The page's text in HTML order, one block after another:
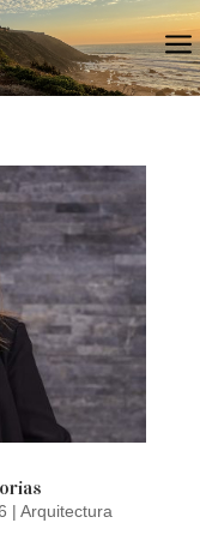
a
| Arquitectura